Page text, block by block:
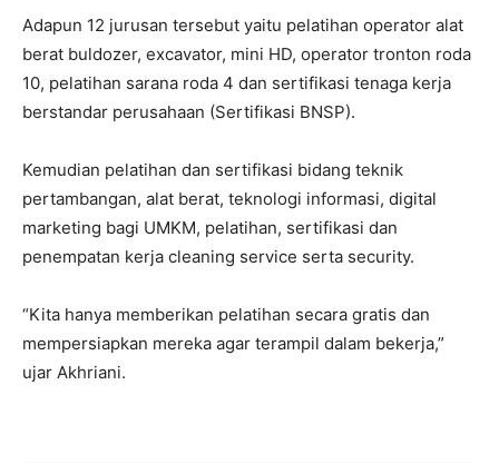
Adapun 12 jurusan tersebut yaitu pelatihan operator alat
berat buldozer, excavator, mini HD, operator tronton roda
10, pelatihan sarana roda 4 dan sertifikasi tenaga kerja
berstandar perusahaan (Sertifikasi BNSP).
Kemudian pelatihan dan sertifikasi bidang teknik
pertambangan, alat berat, teknologi informasi, digital
marketing bagi UMKM, pelatihan, sertifikasi dan
penempatan kerja cleaning service serta security.
“Kita hanya memberikan pelatihan secara gratis dan
mempersiapkan mereka agar terampil dalam bekerja,”
ujar Akhriani.